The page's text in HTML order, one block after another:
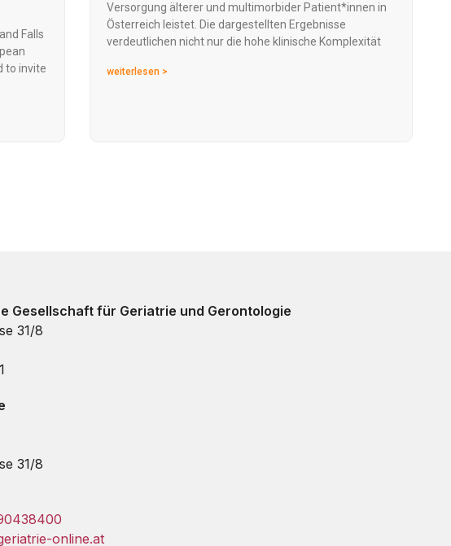
Falls
to invite
Versorgung älterer und multimorbider Patient*innen in
Österreich leistet. Die dargestellten Ergebnisse
verdeutlichen nicht nur die hohe klinische Komplexität
weiterlesen >
Gesellschaft für Geriatrie und Gerontologie
31/8
31/8
online.at